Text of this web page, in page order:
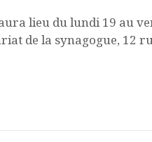
DU
aura lieu du lundi 19
de la synagogue, 12